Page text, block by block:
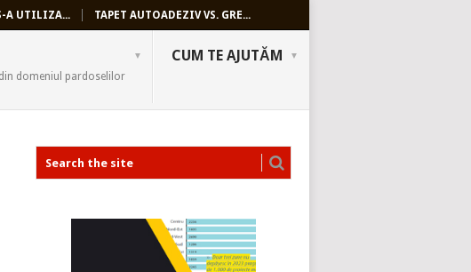
A UTILIZA... TAPET AUTOADEZIV VS. GRE...
domeniul pardoselilor
CUM TE AJUTĂM